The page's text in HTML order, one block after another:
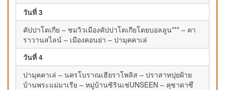
วันที่ 3
คัปปาโดเกีย – ชมวิวเมืองคัปปาโดเกียโดยบอลลูน*** – คา
ราวานสไลน์ – เมืองคอนย่า – ปามุคคาเล่
วันที่ 4
ปามุคคาเล่ – นครโบราณเฮียราโพลิส – ปราสาทปุยฝ้าย
บ้านพระแม่มาเรีย – หมู่บ้านซิรินเช่UNSEEN – คุซาดาซึ